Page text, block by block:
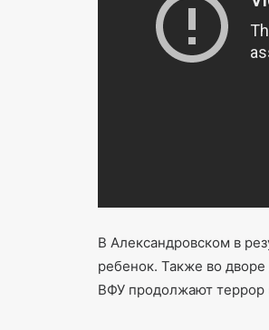
В Александровском в
ребенок. Также во
ВФУ продолжают террор